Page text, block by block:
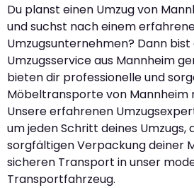
Du planst einen Umzug von
und suchst nach einem
Umzugsunternehmen? Dann bist
Umzugsservice aus Mannheim
bieten dir professionelle und
Möbeltransporte von Mannheim
Unsere erfahrenen
um jeden Schritt deines
sorgfältigen Verpackung deiner
sicheren Transport in unser
Transportfahrzeug.